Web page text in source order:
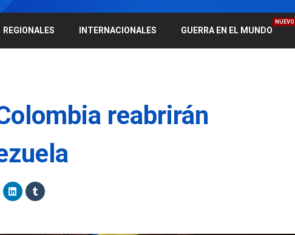
REGIONALES INTERNACIONALES GUERRA EN EL MUNDO
NUEVO
reabrirán